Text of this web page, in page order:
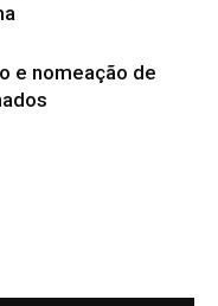
e nomeação de